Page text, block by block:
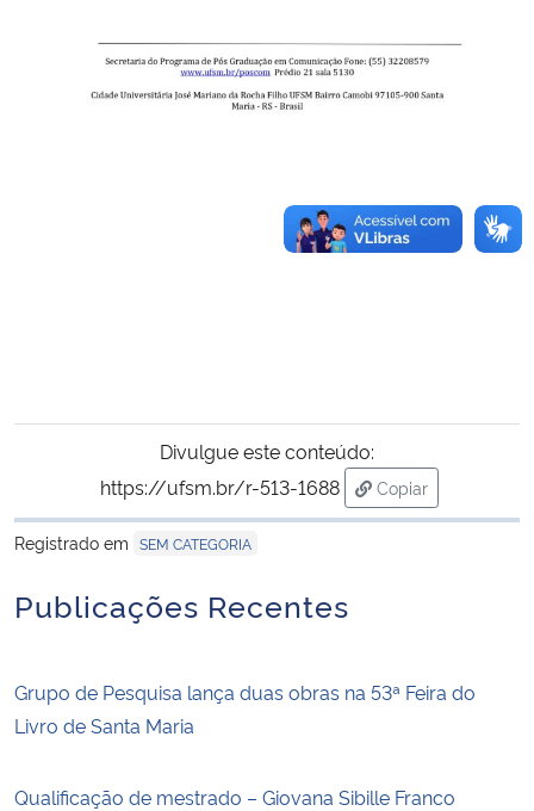
Divulgue este conteúdo:
https://ufsm.br/r-513-1688
Copiar
para área de
Registrado em SEM CATEGORIA
Publicações Recentes
Grupo de Pesquisa lança duas obras na 53ª Feira do
Livro de Santa Maria
Qualificação de mestrado – Giovana Sibille Franco